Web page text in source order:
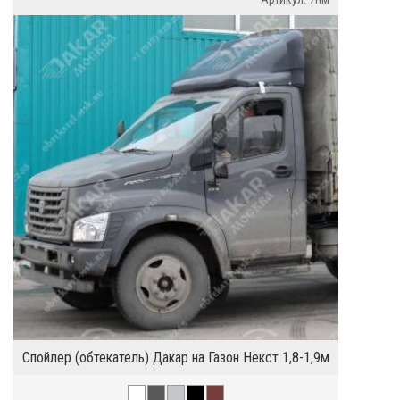
Спойлер (обтекатель) Дакар на Газон Некст 1,8-1,9м